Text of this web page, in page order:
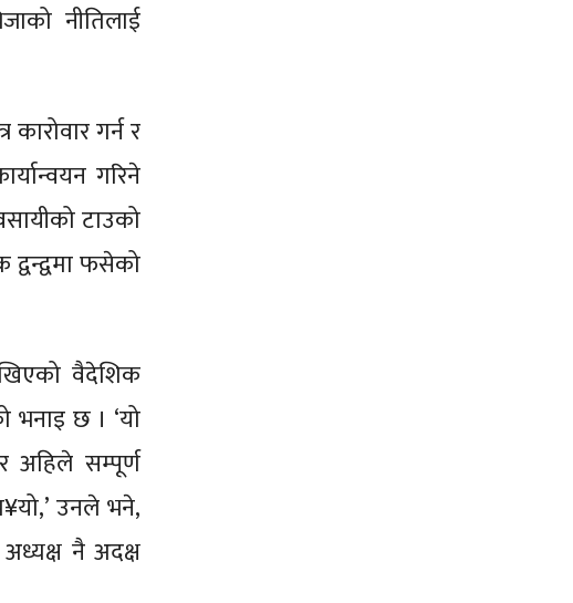
नीतिलाई
गर्न र
गरिने
टाउको
फसेको
वैदेशिक
छ । ‘यो
अहिले सम्पूर्ण
उनले भने,
नै अदक्ष